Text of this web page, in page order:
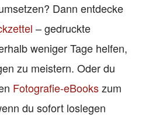
Dann entdecke
– gedruckte
weniger Tage helfen,
zu meistern. Oder du
Fotografie-eBookszum
du sofort loslegen